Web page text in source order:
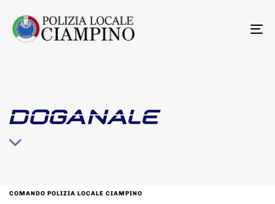
DOGANALE
COMANDO POLIZIA LOCALE CIAMPINO